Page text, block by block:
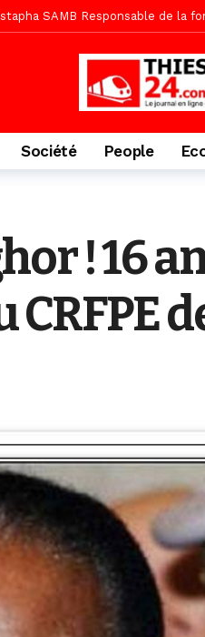
de non-lieu et des
du dernier train en
l’initiateur du kurel 18 Safar a péri
sécurité, eau, au coeur des
Comité d’organisation dévoile ses
Société People
! 16